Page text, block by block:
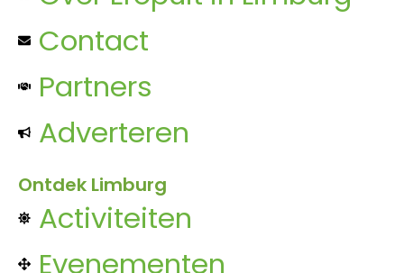
Contact
Partners
Adverteren
Ontdek Limburg
Activiteiten
Evenementen